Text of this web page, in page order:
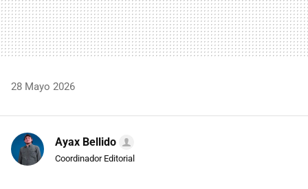
28 Mayo 2026
Ayax Bellido
Coordinador Editorial